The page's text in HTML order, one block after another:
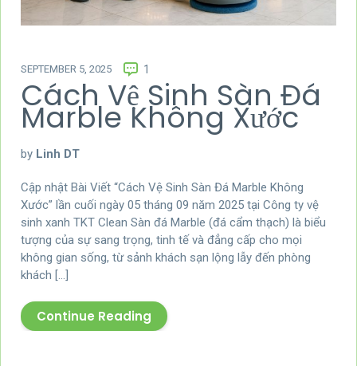
SEPTEMBER 5, 2025 1
Cách Vệ Sinh Sàn Đá
Marble Không Xước
by Linh DT
Cập nhật Bài Viết “Cách Vệ Sinh Sàn Đá Marble Không
Xước” lần cuối ngày 05 tháng 09 năm 2025 tại Công ty vệ
sinh xanh TKT Clean Sàn đá Marble (đá cẩm thạch) là biểu
tượng của sự sang trọng, tinh tế và đẳng cấp cho mọi
không gian sống, từ sảnh khách sạn lộng lẫy đến phòng
khách […]
Continue Reading